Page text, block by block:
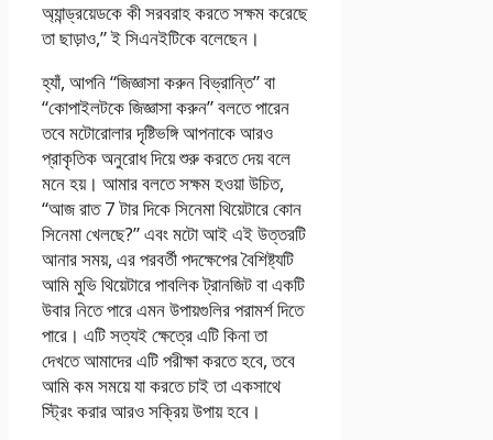
অ্যান্ড্রয়েডকে কী সরবরাহ করতে সক্ষম করেছে
তা ছাড়াও,” ই সিএনইটিকে বলেছেন।
হ্যাঁ, আপনি “জিজ্ঞাসা করুন বিভ্রান্তি” বা
“কোপাইলটকে জিজ্ঞাসা করুন” বলতে পারেন
তবে মটোরোলার দৃষ্টিভঙ্গি আপনাকে আরও
প্রাকৃতিক অনুরোধ দিয়ে শুরু করতে দেয় বলে
মনে হয়। আমার বলতে সক্ষম হওয়া উচিত,
“আজ রাত 7 টার দিকে সিনেমা থিয়েটারে কোন
সিনেমা খেলছে?” এবং মটো আই এই উত্তরটি
আনার সময়, এর পরবর্তী পদক্ষেপের বৈশিষ্ট্যটি
আমি মুভি থিয়েটারে পাবলিক ট্রানজিট বা একটি
উবার নিতে পারে এমন উপায়গুলির পরামর্শ দিতে
পারে। এটি সত্যই ক্ষেত্রে এটি কিনা তা
দেখতে আমাদের এটি পরীক্ষা করতে হবে, তবে
আমি কম সময়ে যা করতে চাই তা একসাথে
স্ট্রিং করার আরও সক্রিয় উপায় হবে।